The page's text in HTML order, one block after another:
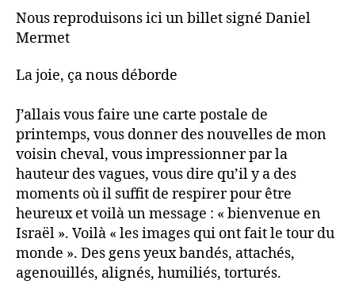
Nous reproduisons ici un billet signé Daniel
Mermet
La joie, ça nous déborde
J’allais vous faire une carte postale de
printemps, vous donner des nouvelles de mon
voisin cheval, vous impressionner par la
hauteur des vagues, vous dire qu’il y a des
moments où il suffit de respirer pour être
heureux et voilà un message : « bienvenue en
Israël ». Voilà « les images qui ont fait le tour du
monde ». Des gens yeux bandés, attachés,
agenouillés, alignés, humiliés, torturés.